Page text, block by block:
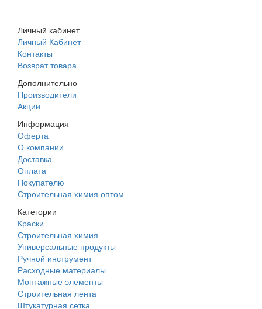
Личный кабинет
Личный Кабинет
Контакты
Возврат товара
Дополнительно
Производители
Акции
Информация
Оферта
О компании
Доставка
Оплата
Покупателю
Строительная химия оптом
Категории
Краски
Строительная химия
Универсальные продукты
Ручной инструмент
Расходные материалы
Монтажные элементы
Строительная лента
Штукатурная сетка